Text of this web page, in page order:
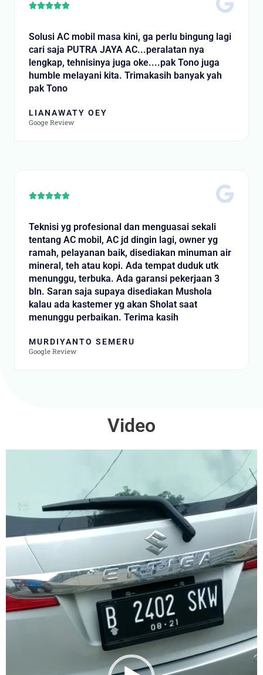
Rated
Solusi AC mobil masa kini, ga perlu bingung lagi
cari saja PUTRA JAYA AC...peralatan nya
lengkap, tehnisinya juga oke....pak Tono juga
humble melayani kita. Trimakasih banyak yah
pak Tono
LIANAWATY OEY
Googe Review
Rated
of
Teknisi yg profesional dan menguasai sekali
tentang AC mobil, AC jd dingin lagi, owner yg
ramah, pelayanan baik, disediakan minuman air
mineral, teh atau kopi. Ada tempat duduk utk
menunggu, terbuka. Ada garansi pekerjaan 3
bln. Saran saja supaya disediakan Mushola
kalau ada kastemer yg akan Sholat saat
menunggu perbaikan. Terima kasih
MURDIYANTO SEMERU
Google Review
Video